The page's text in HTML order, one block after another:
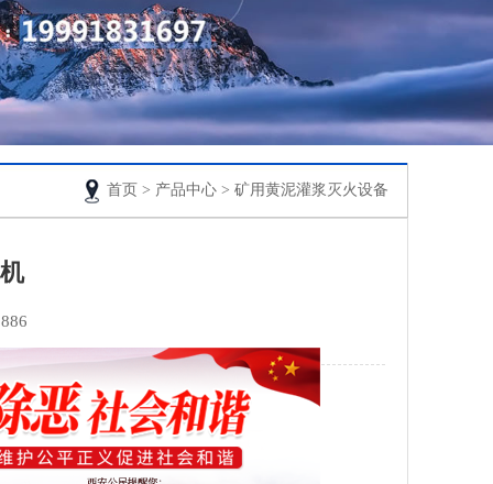
首页 > 产品中心 > 矿用黄泥灌浆灭火设备